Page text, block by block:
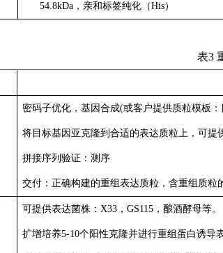
54.8kDa，亲和标签纯化（His）
表3
密码子优化，基因合成(或客户提供质粒模板
将目标基因亚克隆到合适的表达质粒上，可提
拼接序列验证：测序
交付：正确构建的重组表达质粒，含重组质粒
可提供表达菌株：X33，GS115，酿酒酵母等。
扩增培养5-10个阳性克隆并进行重组蛋白诱导